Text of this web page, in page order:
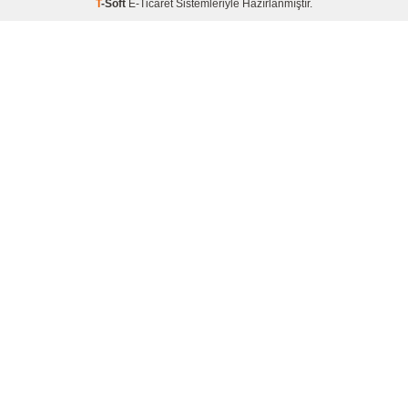
T-Soft E-Ticaret Sistemleriyle Hazırlanmıştır.